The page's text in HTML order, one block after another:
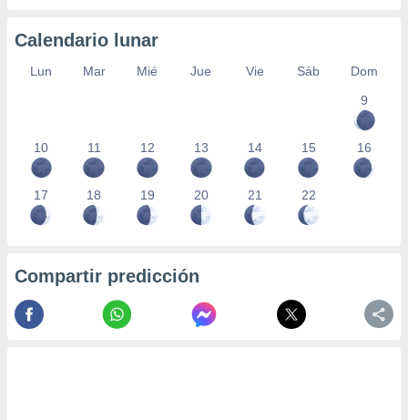
Calendario lunar
Lun Mar Mié Jue Vie Sáb
Dom
9
10 11 12 13 14 15 16
17 18 19 20 21 22
Compartir predicción